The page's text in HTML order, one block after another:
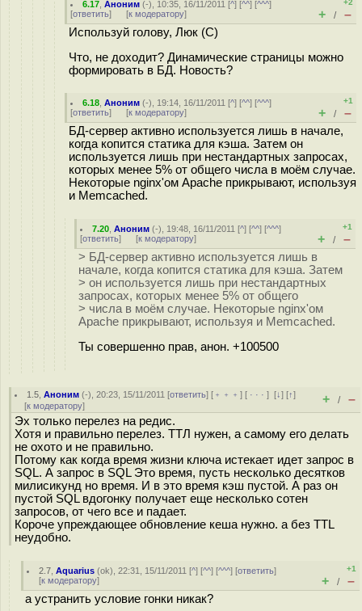
6.17 ,Аноним (-), 10:35, 16/11/2011 [^] [^^] [^^^]
[ответить] [к модератору]
+2
+ / –
Используй голову, Люк (С)
Что, не доходит? Динамические страницы можно
формировать в БД. Новость?
6.18 ,Аноним (-), 19:14, 16/11/2011 [^] [^^] [^^^]
[ответить] [к модератору]
+1
+ / –
БД-сервер активно используется лишь в начале,
когда копится статика для кэша. Затем он
используется лишь при нестандартных запросах,
которых менее 5% от общего числа в моём случае.
Некоторые nginx'ом Apache прикрывают, используя
и Memcached.
7.20 ,Аноним (-), 19:48, 16/11/2011 [^] [^^] [^^^]
[ответить] [к модератору]
+1
+ / –
> БД-сервер активно используется лишь в
начале, когда копится статика для кэша. Затем
> он используется лишь при нестандартных
запросах, которых менее 5% от общего
> числа в моём случае. Некоторые nginx'ом
Apache прикрывают, используя и Memcached.
Ты совершенно прав, анон. +100500
1.5 ,Аноним (-), 20:23, 15/11/2011 [ответить] [ ﹢﹢﹢] [ · · ·][↓] [↑]
[к модератору] + / –
Эх только перелез на редис.
Хотя и правильно перелез. ТТЛ нужен, а самому его делать
не охото и не правильно.
Потому как когда время жизни ключа истекает идет запрос в
SQL. А запрос в SQL Это время, пусть несколько десятков
милисикунд но время. И в это время кэш пустой. А раз он
пустой SQL вдогонку получает еще несколько сотен
запросов, от чего все и падает.
Короче упреждающее обновление кеша нужно. а без TTL
неудобно.
2.7 ,Aquarius (ok), 22:31, 15/11/2011 [^] [^^] [^^^] [ответить]
[к модератору]
+1
+ / –
а устранить условие гонки никак?